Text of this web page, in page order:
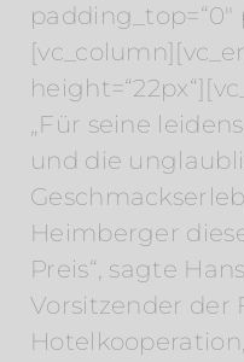
padding_top=“0″
„Für seine
und die
Heimberger
Preis“, sagte
Vorsitzender der